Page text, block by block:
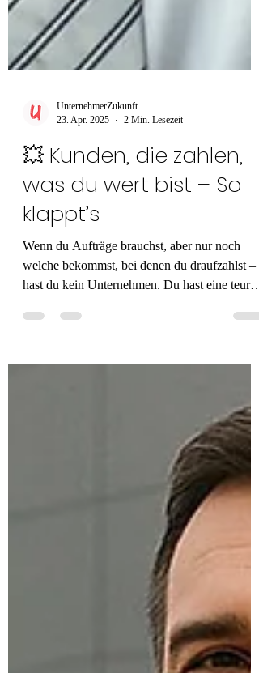
UnternehmerZukunft
23. Apr. 2025
2 Min. Lesezeit
💥 Kunden, die zahlen,
was du wert bist – So
klappt’s
Wenn du Aufträge brauchst, aber nur noch